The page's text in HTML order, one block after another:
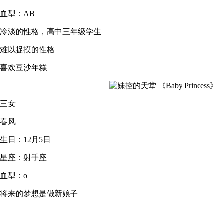
血型：AB
冷淡的性格，高中三年级学生
难以捉摸的性格
喜欢豆沙年糕
三女
春风
生日：12月5日
星座：射手座
血型：o
将来的梦想是做新娘子